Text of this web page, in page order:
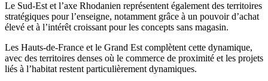
Le Sud-Est et l’axe Rhodanien représentent également des territoires
stratégiques pour l’enseigne, notamment grâce à un pouvoir d’achat
élevé et à l’intérêt croissant pour les concepts sans magasin.
Les Hauts-de-France et le Grand Est complètent cette dynamique,
avec des territoires denses où le commerce de proximité et les projets
liés à l’habitat restent particulièrement dynamiques.